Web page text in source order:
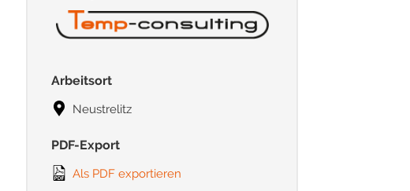
Arbeitsort
Neustrelitz
PDF-Export
Als PDF exportieren